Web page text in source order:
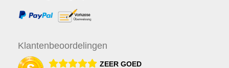
Klantenbeoordelingen
ZEER GOED